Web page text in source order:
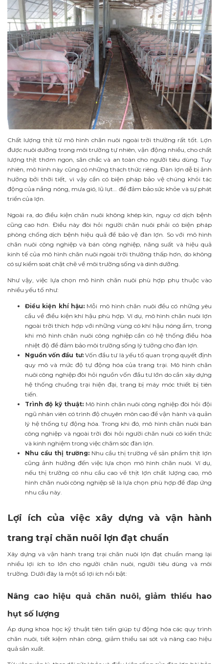
Chất lượng thịt từ mô hình chăn nuôi ngoài trời thường rất tốt. Lợn
được nuôi dưỡng trong môi trường tự nhiên, vận động nhiều, cho chất
lượng thịt thơm ngon, săn chắc và an toàn cho người tiêu dùng. Tuy
nhiên, mô hình này cũng có những thách thức riêng. Đàn lợn dễ bị ảnh
hưởng bởi thời tiết, vì vậy cần có biện pháp bảo vệ chúng khỏi tác
động của nắng nóng, mưa gió, lũ lụt… để đảm bảo sức khỏe và sự phát
triển của lợn.
Ngoài ra, do điều kiện chăn nuôi không khép kín, nguy cơ dịch bệnh
cũng cao hơn. Điều này đòi hỏi người chăn nuôi phải có biện pháp
phòng chống dịch bệnh hiệu quả để bảo vệ đàn lợn. So với mô hình
chăn nuôi công nghiệp và bán công nghiệp, năng suất và hiệu quả
kinh tế của mô hình chăn nuôi ngoài trời thường thấp hơn, do không
có sự kiểm soát chặt chẽ về môi trường sống và dinh dưỡng.
Như vậy, việc lựa chọn mô hình chăn nuôi phù hợp phụ thuộc vào
nhiều yếu tố như:
Điều kiện khí hậu: Mỗi mô hình chăn nuôi đều có những yêu
cầu về điều kiện khí hậu phù hợp. Ví dụ, mô hình chăn nuôi lợn
ngoài trời thích hợp với những vùng có khí hậu nóng ẩm, trong
khi mô hình chăn nuôi công nghiệp cần có hệ thống điều hòa
nhiệt độ để đảm bảo môi trường sống lý tưởng cho đàn lợn.
Nguồn vốn đầu tư:Vốn đầu tư là yếu tố quan trọng quyết định
quy mô và mức độ tự động hóa của trang trại. Mô hình chăn
nuôi công nghiệp đòi hỏi nguồn vốn đầu tư lớn do cần xây dựng
hệ thống chuồng trại hiện đại, trang bị máy móc thiết bị tiên
tiến.
Trình độ kỹ thuật:Mô hình chăn nuôi công nghiệp đòi hỏi đội
ngũ nhân viên có trình độ chuyên môn cao để vận hành và quản
lý hệ thống tự động hóa. Trong khi đó, mô hình chăn nuôi bán
công nghiệp và ngoài trời đòi hỏi người chăn nuôi có kiến thức
và kinh nghiệm trong việc chăm sóc đàn lợn.
Nhu cầu thị trường: Nhu cầu thị trường về sản phẩm thịt lợn
cũng ảnh hưởng đến việc lựa chọn mô hình chăn nuôi. Ví dụ,
nếu thị trường có nhu cầu cao về thịt lợn chất lượng cao, mô
hình chăn nuôi công nghiệp sẽ là lựa chọn phù hợp để đáp ứng
nhu cầu này.
Lợi ích của việc xây dựng và vận hành
trang trại chăn nuôi lợn đạt chuẩn
Xây dựng và vận hành trang trại chăn nuôi lợn đạt chuẩn mang lại
nhiều lợi ích to lớn cho người chăn nuôi, người tiêu dùng và môi
trường. Dưới đây là một số lợi ích nổi bật:
Nâng cao hiệu quả chăn nuôi, giảm thiểu hao
hụt số lượng
Áp dụng khoa học kỹ thuật tiên tiến giúp tự động hóa các quy trình
chăn nuôi, tiết kiệm nhân công, giảm thiểu sai sót và nâng cao hiệu
quả sản xuất.